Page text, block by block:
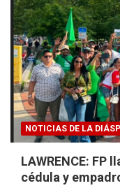
NOTICIAS DE LA
LAWRENCE: FP
cédula y